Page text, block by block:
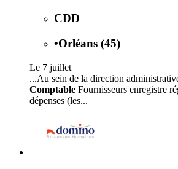
CDD
•Orléans (45)
Le 7 juillet
...Au sein de la direction
Comptable Fournisseurs enregistre
dépenses (les...